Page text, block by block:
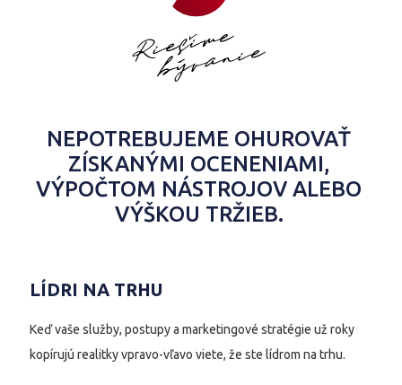
NEPOTREBUJEME OHUROVAŤ
ZÍSKANÝMI OCENENIAMI,
VÝPOČTOM NÁSTROJOV ALEBO
VÝŠKOU TRŽIEB.
LÍDRI NA TRHU
Keď vaše služby, postupy a marketingové stratégie už roky
kopírujú realitky vpravo-vľavo viete, že ste lídrom na trhu.